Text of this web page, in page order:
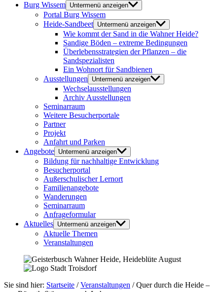
Burg Wissem Untermenü anzeigen
Portal Burg Wissem
Heide-Sandbeet Untermenü anzeigen
Wie kommt der Sand in die Wahner Heide?
Sandige Böden – extreme Bedingungen
Überlebensstrategien der Pflanzen – die
Sandspezialisten
Ein Wohnort für Sandbienen
Ausstellungen
Untermenü anzeigen
Wechselausstellungen
Archiv Ausstellungen
Seminarraum
Weitere Besucherportale
Partner
Projekt
Anfahrt und Parken
Angebote Untermenü anzeigen
Bildung für nachhaltige Entwicklung
Besucherportal
Außerschulischer Lernort
Familienangebote
Wanderungen
Seminarraum
Anfrageformular
Aktuelles Untermenü anzeigen
Aktuelle Themen
Veranstaltungen
Sie sind hier: Startseite /Veranstaltungen /Quer durch die Heide –